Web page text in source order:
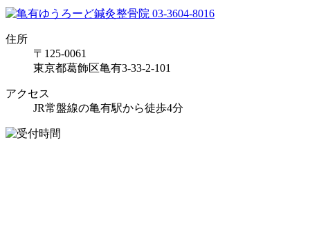
住所
〒125-0061
東京都葛飾区亀有3-33-2-101
アクセス
JR常盤線の亀有駅から徒歩4分